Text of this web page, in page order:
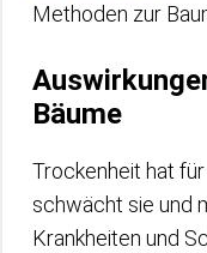
Methoden zur
Bäume
Trockenheit hat
schwächt sie und
Krankheiten und